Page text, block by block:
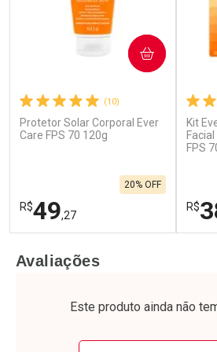
(10)
Protetor Solar Corporal Ever
Care FPS 70 120g
R$49,27
20% OFF
COMPRAR
Laboratório
Por Menos
Kit
FPS
R$
Avaliações
Este produto ainda não